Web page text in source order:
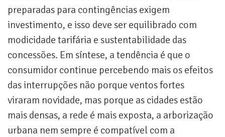
preparadas para contingências exigem
investimento, e isso deve ser equilibrado com
modicidade tarifária e sustentabilidade das
concessões. Em síntese, a tendência é que o
consumidor continue percebendo mais os efeitos
das interrupções não porque ventos fortes
viraram novidade, mas porque as cidades estão
mais densas, a rede é mais exposta, a arborização
urbana nem sempre é compatível com a